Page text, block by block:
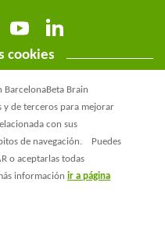
cookies
BarcelonaBeta Brain
y de terceros para mejorar
con sus
de navegación.
Puedes
o aceptarlas todas
informaciónir a página